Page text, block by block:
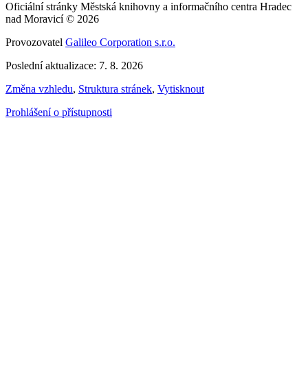
Oficiální stránky Městská knihovny a informačního centra Hradec
nad Moravicí © 2026
Provozovatel Galileo Corporation s.r.o.
Poslední aktualizace: 7. 8. 2026
Změna vzhledu, Struktura stránek, Vytisknout
Prohlášení o přístupnosti